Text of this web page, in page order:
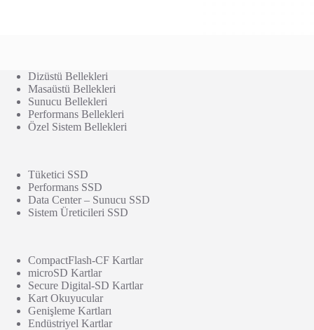
Dizüstü Bellekleri
Masaüstü Bellekleri
Sunucu Bellekleri
Performans Bellekleri
Özel Sistem Bellekleri
Tüketici SSD
Performans SSD
Data Center – Sunucu SSD
Sistem Üreticileri SSD
CompactFlash-CF Kartlar
microSD Kartlar
Secure Digital-SD Kartlar
Kart Okuyucular
Genişleme Kartları
Endüstriyel Kartlar